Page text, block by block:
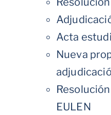
Acta
Nueva
EULEN